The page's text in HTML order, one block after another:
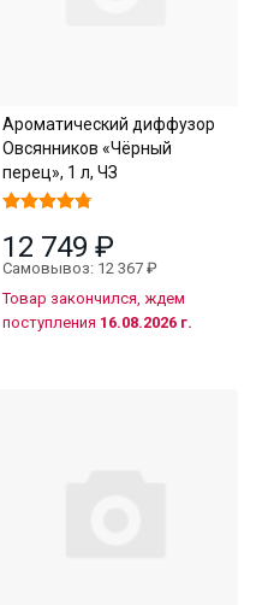
Ароматический диффузор
Овсянников «Чёрный
перец», 1 л, ЧЗ
12 749 ₽
Самовывоз: 12 367 ₽
Товар закончился, ждем
поступления 16.08.2026 г.